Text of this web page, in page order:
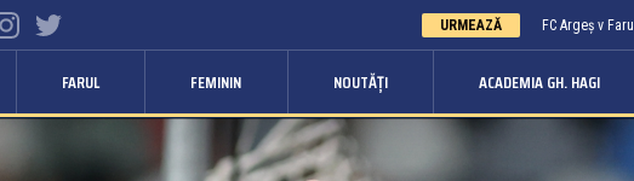
URMEAZĂ FC Argeș v Farul
FARUL FEMININ NOUTĂȚI ACADEMIA GH. HAGI